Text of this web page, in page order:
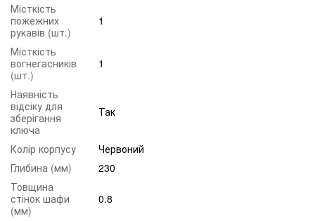
Місткість
пожежних
рукавів (шт.)
1
Місткість
вогнегасників
(шт.)
1
Наявність
відсіку для
зберігання
ключа
Так
Колір корпусу
Червоний
Глибина (мм)
230
Товщина
стінок шафи
(мм)
0.8